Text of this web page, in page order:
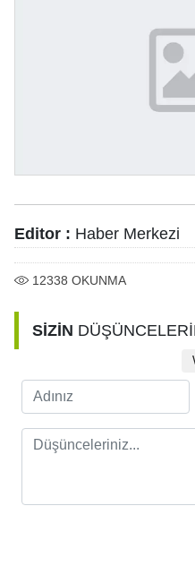
Editor : Haber Merkezi
12338 OKUNMA
SİZİN